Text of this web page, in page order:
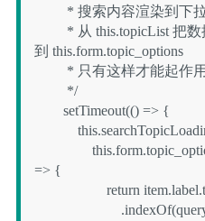
* 搜索内容渲染到下
* 从 this.topicList 把数
到 this.form.topic_options
* 只有这样才能起作用
*/
setTimeout(() => {
this.form.topic_options
=> {
return